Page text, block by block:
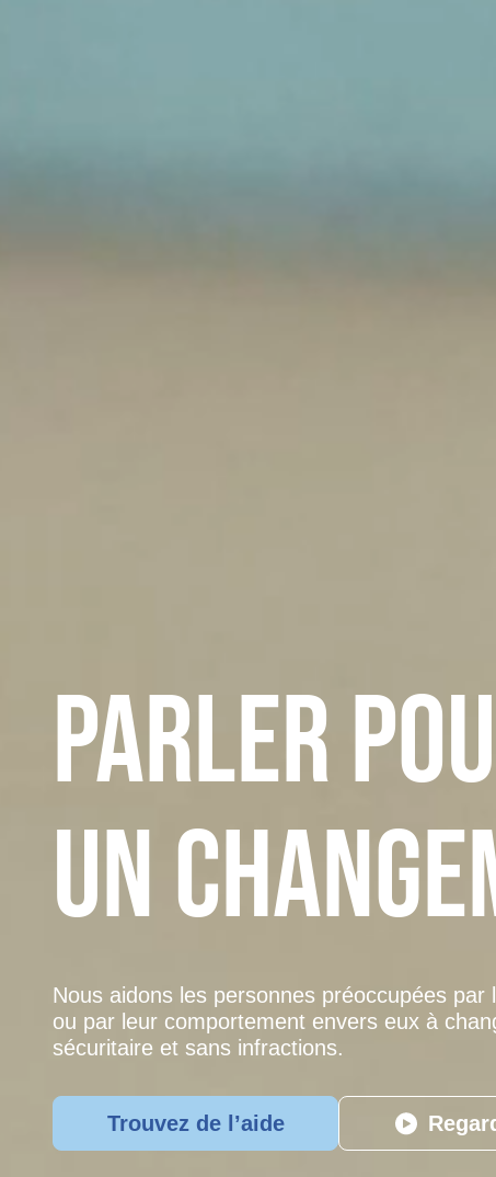
Parler
un
Nous aidons les personnes préoccupées
ou par leur comportement envers eux à
sécuritaire et sans infractions.
Trouvez de l’aide